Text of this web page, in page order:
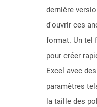
dernière
d'ouvrir ces
format. Un tel
pour créer
Excel avec
paramètres
la taille des